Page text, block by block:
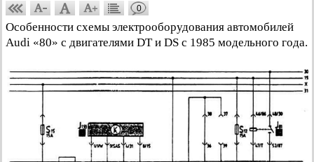
0
Особенности схемы электрооборудования автомобилей
Audi «80» с двигателями DT и DS с 1985 модельного года.